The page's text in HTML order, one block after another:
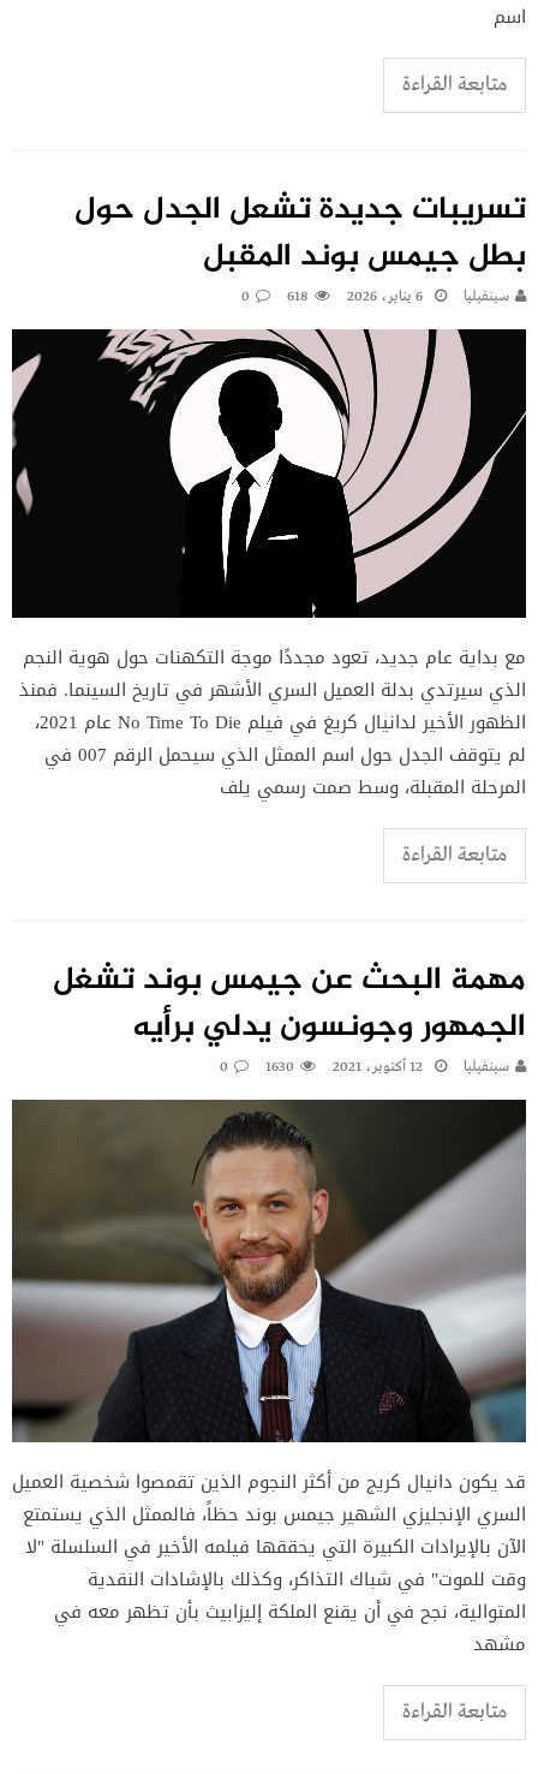
اسم
متابعة القراءة
تسريبات جديدة تشعل الجدل حول
بطل جيمس بوند المقبل
سينفيليا 6 يناير، 2026 618
0
مع بداية عام جديد، تعود مجددًا موجة التكهنات حول هوية النجم
الذي سيرتدي بدلة العميل السري الأشهر في تاريخ السينما. فمنذ
الظهور الأخير لدانيال كريغ في فيلم No Time To Die عام 2021،
لم يتوقف الجدل حول اسم الممثل الذي سيحمل الرقم 007 في
المرحلة المقبلة، وسط صمت رسمي يلف
متابعة القراءة
مهمة البحث عن جيمس بوند تشغل
الجمهور وجونسون يدلي برأيه
سينفيليا 12 أكتوبر، 2021 1630
0
قد يكون دانيال كريج من أكثر النجوم الذين تقمصوا شخصية العميل
السري الإنجليزي الشهير جيمس بوند حظاً، فالممثل الذي يستمتع
الآن بالإيرادات الكبيرة التي يحققها فيلمه الأخير في السلسلة "لا
وقت للموت" في شباك التذاكر، وكذلك بالإشادات النقدية
المتوالية، نجح في أن يقنع الملكة إليزابيث بأن تظهر معه في
مشهد
متابعة القراءة